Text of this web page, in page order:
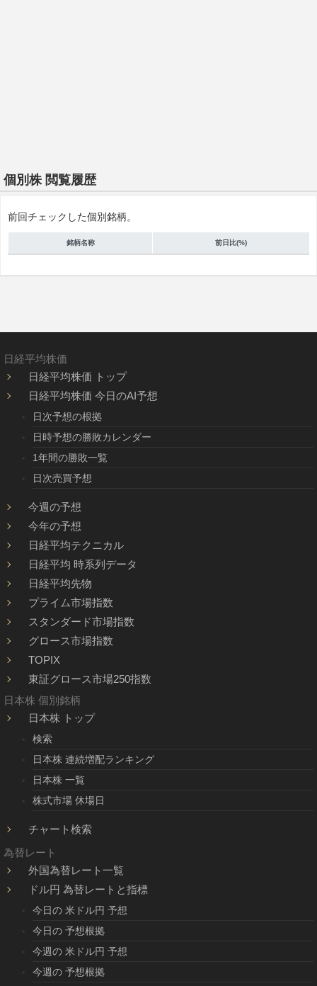
個別株 閲覧履歴
前回チェックした個別銘柄。
銘柄名称 前日比(%)
日経平均株価
日経平均株価 トップ
日経平均株価 今日のAI予想
日次予想の根拠
日時予想の勝敗カレンダー
1年間の勝敗一覧
日次売買予想
今週の予想
今年の予想
日経平均テクニカル
日経平均 時系列データ
日経平均先物
プライム市場指数
スタンダード市場指数
グロース市場指数
TOPIX
東証グロース市場250指数
日本株 個別銘柄
日本株 トップ
検索
日本株 連続増配ランキング
日本株 一覧
株式市場 休場日
チャート検索
為替レート
外国為替レート一覧
ドル円 為替レートと指標
今日の 米ドル円 予想
今日の 予想根拠
今週の 米ドル円 予想
今週の 予想根拠